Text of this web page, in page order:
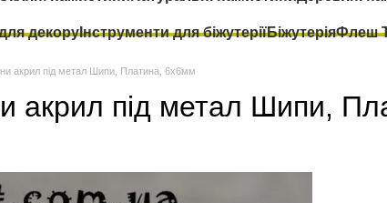
декоруІнструменти для біжутеріїБіжутеріяФлеш
акрил під метал Шипи, Платина, 6x6мм
акрил під метал Шипи,